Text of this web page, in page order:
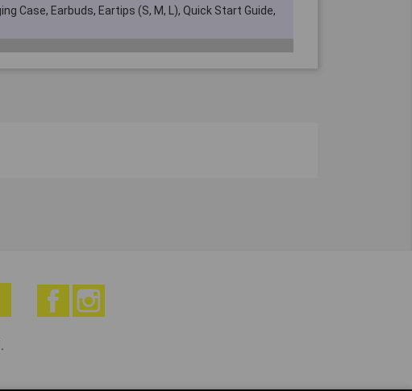
Case, Earbuds, Eartips (S, M, L), Quick Start Guide,
Facebook